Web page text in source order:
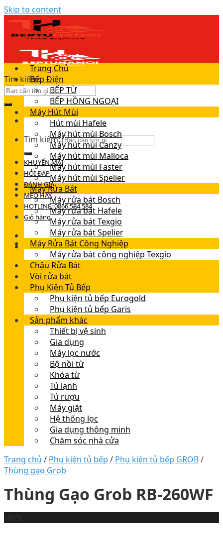
Skip to content
Tìm kiếm:
Tìm kiếm:
KHUYẾN MÃI
HỎI ĐÁP
ĐÁNH GIÁ
MẸO HAY
HOTLINE: 0866.584.584
Giỏ hàng
Trang Chủ
Bếp Điện
BẾP TỪ
BẾP HỒNG NGOẠI
Máy Hút Mùi
Hút mùi Hafele
Máy hút mùi Bosch
Máy hút mùi Canzy
Máy hút mùi Malloca
Máy hút mùi Faster
Máy hút mùi Spelier
Máy Rửa Bát
Máy rửa bát Bosch
Máy rửa bát Hafele
Máy rửa bát Texgio
Máy rửa bát Spelier
Máy Rửa Bát Công Nghiệp
Máy rửa bát công nghiệp Texgio
Chậu Rửa Bát
Vòi rửa bát
Phụ Kiện Tủ Bếp
Phụ kiện tủ bếp Eurogold
Phụ kiện tủ bếp Garis
Sản phẩm khác
Thiết bị vệ sinh
Gia dụng
Máy lọc nước
Bộ nồi từ
Khóa từ
Tủ lạnh
Tủ rượu
Máy giặt
Hệ thống lọc
Gia dụng thông minh
Chăm sóc nhà cửa
Trang chủ / Phụ kiện tủ bếp / Phụ kiện tủ bếp GROB/
Thùng gạo Grob
Thùng Gạo Grob RB-260WF